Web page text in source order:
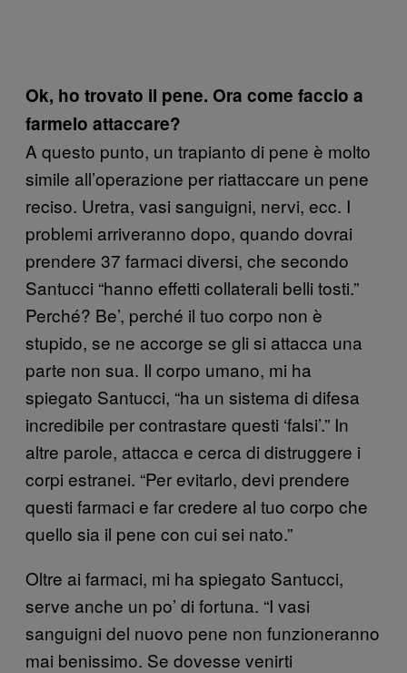
Ok, ho trovato il pene. Ora come faccio a
farmelo attaccare?
A questo punto, un trapianto di pene è molto
simile all’operazione per riattaccare un pene
reciso. Uretra, vasi sanguigni, nervi, ecc. I
problemi arriveranno dopo, quando dovrai
prendere 37 farmaci diversi, che secondo
Santucci “hanno effetti collaterali belli tosti.”
Perché? Be’, perché il tuo corpo non è
stupido, se ne accorge se gli si attacca una
parte non sua. Il corpo umano, mi ha
spiegato Santucci, “ha un sistema di difesa
incredibile per contrastare questi ‘falsi’.” In
altre parole, attacca e cerca di distruggere i
corpi estranei. “Per evitarlo, devi prendere
questi farmaci e far credere al tuo corpo che
quello sia il pene con cui sei nato.”
Oltre ai farmaci, mi ha spiegato Santucci,
serve anche un po’ di fortuna. “I vasi
sanguigni del nuovo pene non funzioneranno
mai benissimo. Se dovesse venirti